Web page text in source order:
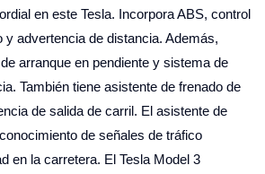
en este Tesla. Incorpora ABS, control
y advertencia de distancia. Además,
arranque en pendiente y sistema de
También tiene asistente de frenado de
de salida de carril. El asistente de
de señales de tráfico
en la carretera. El Tesla Model 3